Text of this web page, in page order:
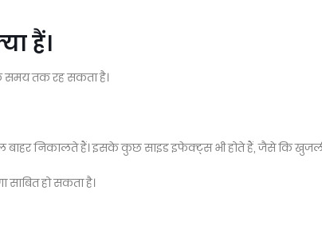
हैं।
समय तक रह सकता है।
बाहर निकालते हैं। इसके कुछ साइड इफेक्ट्स भी होते हैं, जैसे कि
हो सकता है।